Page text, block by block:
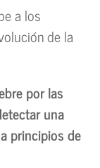
a los
de la
por las
una
principios de